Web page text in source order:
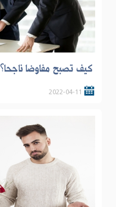
كيف تصبح مفاوضا ناجحا؟
2022-04-11